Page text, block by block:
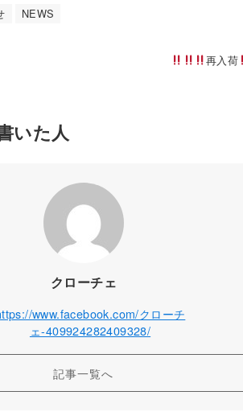
NEWS
再入荷
いた人
クローチェ
www.facebook.com/クローチ
ェ-409924282409328/
記事一覧へ